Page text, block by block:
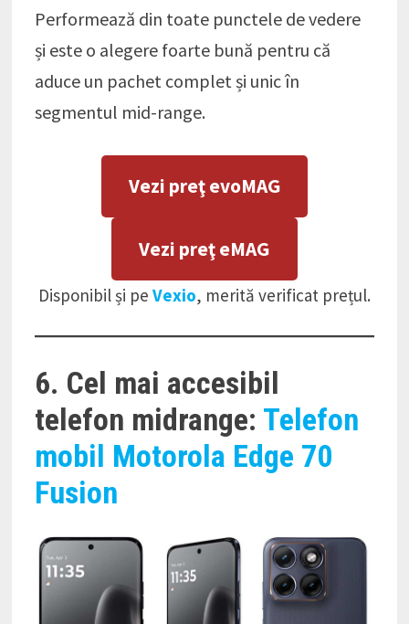
Performează din toate punctele de vedere
și este o alegere foarte bună pentru că
aduce un pachet complet și unic în
segmentul mid-range.
Vezi preţ evoMAG
Vezi preţ eMAG
Disponibil și pe Vexio, merită verificat prețul.
6. Cel mai accesibil
telefon midrange: Telefon
mobil Motorola Edge 70
Fusion